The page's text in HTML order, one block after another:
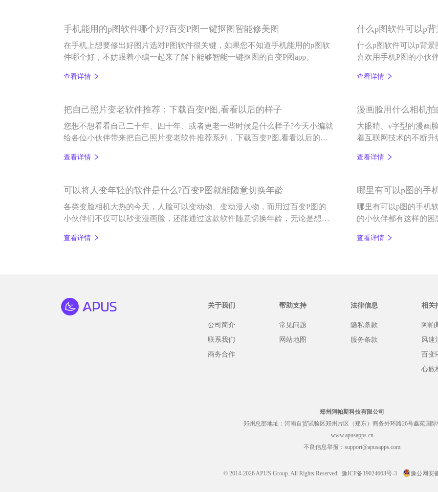
手机能用的p图软件哪个好?百变P图一键抠图智能修美图
在手机上想要修出好图片选对P图软件很关键，如果您不知道手机能用的p图软
件哪个好，不妨跟着小编一起来了解下能够智能一键抠图的百变P图app。
查看详情
什么p图软件可以p
什么p图软件可以p背
喜欢用手机P图的小伙
查看详情
把自己照片变老软件推荐：下载百变P图,看看以后的样子
您想不想看看自己二十年、四十年、或者更老一些时候是什么样子?今天小编就
给各位小伙伴带来把自己照片变老软件推荐系列，下载百变P图,看看以后的样
查看详情
漫画脸用什么相机
大眼睛、v字型的漫画
着互联网技术的不断
评。
查看详情
可以将人变年轻的软件是什么?百变P图就能随意切换年龄
各类变脸相机大热的今天，人脸可以变动物、变动漫人物，而用过百变P图的
小伙伴们不仅可以秒变漫画脸，还能通过这款软件随意切换年龄，无论是想回
软件里实现。
查看详情
哪里有可以p图的手
哪里有可以p图的手机
的小伙伴都有这样的
查看详情
关于我们
公司简介
联系我们
商务合作
帮助支持
常见问题
网站地图
法律信息
隐私条款
服务条款
相关
阿帕
风速
百变
心旅
郑州阿帕斯科技有限公司
郑州总部地址：河南自贸试验区郑州片区（郑东）商务外环路26号鑫苑国际
www.apusapps.cn
不良信息举报：support@apusapps.com
© 2014-2026 APUS Group. All Rights Reserved. 豫ICP备19024663号-3 豫公网安